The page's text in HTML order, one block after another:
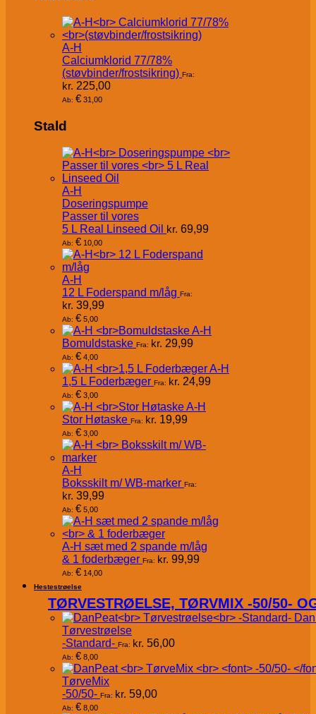
A-H
Calciumklorid 77/78%
(støvbinder/frostsikring) Fra:
kr. 225,00
Ab: € 31,00
Stald
A-H
Doseringspumpe
Passer til vores
5 L Real Linseed Oil kr. 69,99
Ab: € 10,00
A-H
12 L Foderspand m/låg Fra:
kr. 39,99
Ab: € 5,00
A-H
Bomuldstaske Fra: kr. 29,99
Ab: € 4,00
A-H
1,5 L Foderbæger Fra: kr. 24,99
Ab: € 3,00
A-H
Stor Høtaske Fra: kr. 19,99
Ab: € 3,00
A-H
Boksskilt m/ WB-marker Fra:
kr. 39,99
Ab: € 5,00
A-H sæt med 2 spande m/låg
& 1 foderbæger Fra: kr. 99,99
Ab: € 14,00
Hestestrøelse
TØRVESTRØELSE, TØRVMIX -50/50-
Tørvestrøelse
-Standard- Fra: kr. 56,00
Ab: € 8,00
TørveMix
-50/50- Fra: kr. 59,00
Ab: € 8,00